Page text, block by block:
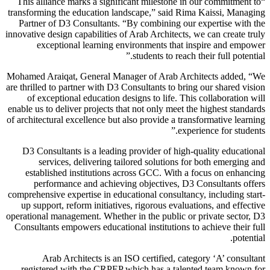
transforming the education landscape,” said Rima Kaissi, Managing
Partner of D3 Consultants. “By combining our expertise with the
innovative design capabilities of Arab Architects, we can create truly
exceptional learning environments that inspire and empower
students to reach their full potential.”
Mohamed Araiqat, General Manager of Arab Architects added, “We
are thrilled to partner with D3 Consultants to bring our shared vision
of exceptional education designs to life. This collaboration will
enable us to deliver projects that not only meet the highest standards
of architectural excellence but also provide a transformative learning
experience for students.”
D3 Consultants is a leading provider of high-quality educational
services, delivering tailored solutions for both emerging and
established institutions across GCC. With a focus on enhancing
performance and achieving objectives, D3 Consultants offers
comprehensive expertise in educational consultancy, including start-
up support, reform initiatives, rigorous evaluations, and effective
operational management. Whether in the public or private sector, D3
Consultants empowers educational institutions to achieve their full
potential.
Arab Architects is an ISO certified, category ‘A’ consultant